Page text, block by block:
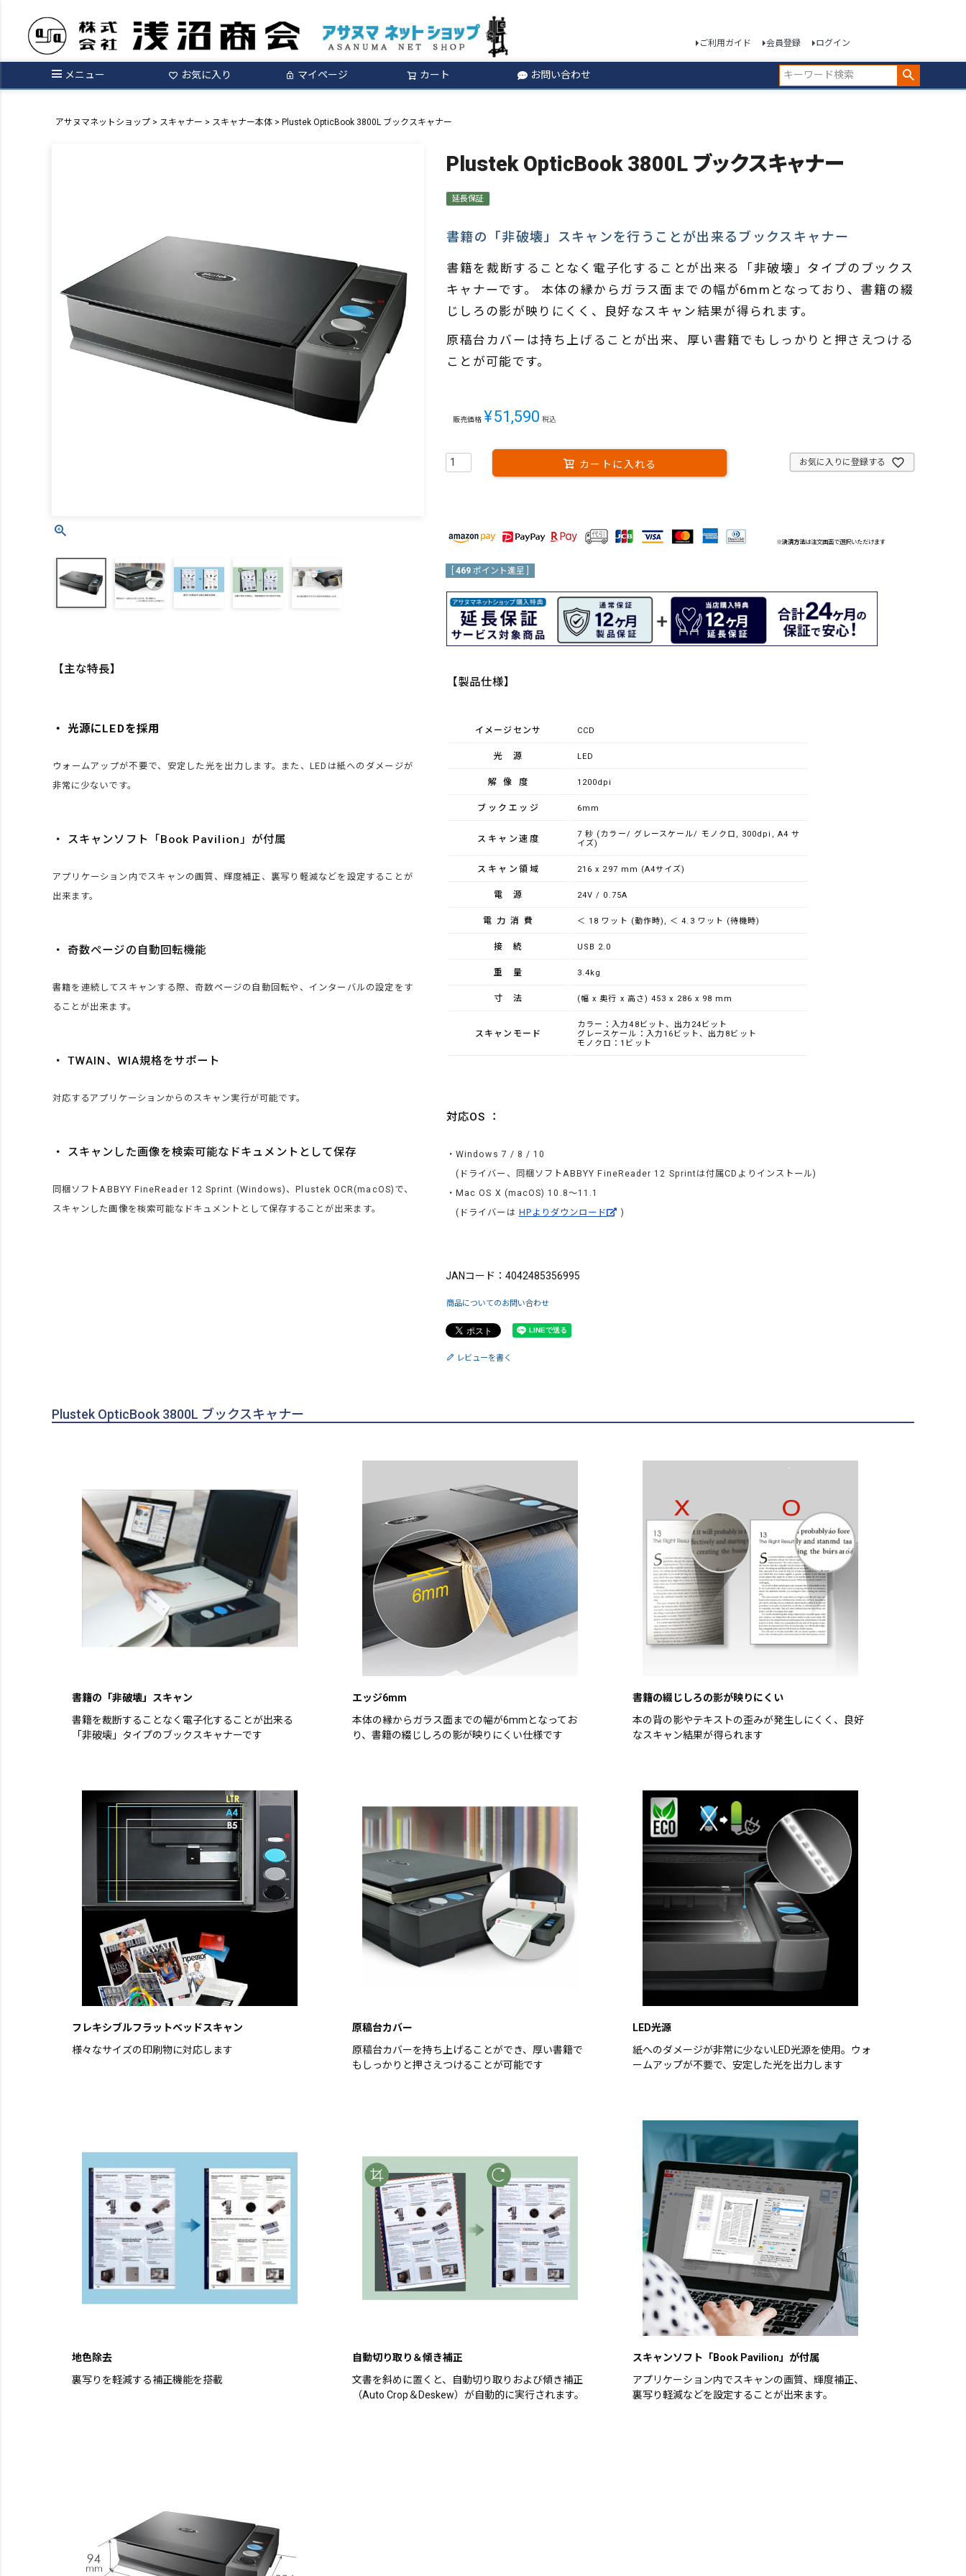
ご利用ガイド 会員登録 ログイン
メニュー お気に入り マイページ カート お問い合わせ
検索
アサヌマネットショップ スキャナー スキャナー本体 Plustek OpticBook 3800L ブックスキャナー
【主な特長】
・ 光源にLEDを採用
ウォームアップが不要で、安定した光を出力します。また、LEDは紙へのダメージが
非常に少ないです。
・ スキャンソフト「Book Pavilion」が付属
アプリケーション内でスキャンの画質、輝度補正、裏写り軽減などを設定することが
出来ます。
・ 奇数ページの自動回転機能
書籍を連続してスキャンする際、奇数ページの自動回転や、インターバルの設定をす
ることが出来ます。
・ TWAIN、WIA規格をサポート
対応するアプリケーションからのスキャン実行が可能です。
・ スキャンした画像を検索可能なドキュメントとして保存
同梱ソフトABBYY FineReader 12 Sprint (Windows)、Plustek OCR(macOS)で、
スキャンした画像を検索可能なドキュメントとして保存することが出来ます。
Plustek OpticBook 3800L ブックスキャナー
延長保証
書籍の「非破壊」スキャンを行うことが出来るブックスキャナー
書籍を裁断することなく電子化することが出来る「非破壊」タイプのブックス
キャナーです。 本体の縁からガラス面までの幅が6mmとなっており、書籍の綴
じしろの影が映りにくく、良好なスキャン結果が得られます。
原稿台カバーは持ち上げることが出来、厚い書籍でもしっかりと押さえつける
ことが可能です。
販売価格 ¥51,590 税込
お気に入りに登録する
カートに入れる
※決済方法は注文画面で選択いただけます
469 ポイント進呈 ]
【製品仕様】
イメージセンサ CCD
光源 LED
解像度 1200dpi
ブックエッジ 6mm
スキャン速度
7 秒 (カラー/ グレースケール/ モノクロ, 300dpi, A4 サ
イズ)
スキャン領域 216 x 297 mm (A4サイズ)
電源 24V / 0.75A
電力消費 ＜ 18 ワット (動作時), ＜ 4.3 ワット (待機時)
接続 USB 2.0
重量 3.4kg
寸法 (幅 x 奥行 x 高さ) 453 x 286 x 98 mm
スキャンモード
カラー：入力48ビット、出力24ビット
グレースケール：入力16ビット、出力8ビット
モノクロ：1ビット
対応OS ：
・Windows 7 / 8 / 10
(ドライバー、同梱ソフトABBYY FineReader 12 Sprintは付属CDよりインストール)
・Mac OS X (macOS) 10.8～11.1
(ドライバーは HPよりダウンロード )
JANコード：4042485356995
商品についてのお問い合わせ
レビューを書く
Plustek OpticBook 3800L ブックスキャナー
書籍の「非破壊」スキャン
書籍を裁断することなく電子化することが出来る
「非破壊」タイプのブックスキャナーです
エッジ6mm
本体の縁からガラス面までの幅が6mmとなってお
り、書籍の綴じしろの影が映りにくい仕様です
書籍の綴じしろの影が映りにくい
本の背の影やテキストの歪みが発生しにくく、良好
なスキャン結果が得られます
フレキシブルフラットベッドスキャン
様々なサイズの印刷物に対応します
原稿台カバー
原稿台カバーを持ち上げることができ、厚い書籍で
もしっかりと押さえつけることが可能です
LED光源
紙へのダメージが非常に少ないLED光源を使用。ウォ
ームアップが不要で、安定した光を出力します
地色除去
裏写りを軽減する補正機能を搭載
自動切り取り＆傾き補正
文書を斜めに置くと、自動切り取りおよび傾き補正
（Auto Crop＆Deskew）が自動的に実行されます。
スキャンソフト「Book Pavilion」が付属
アプリケーション内でスキャンの画質、輝度補正、
裏写り軽減などを設定することが出来ます。